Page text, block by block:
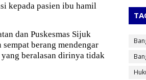
kepada pasien ibu hamil
dan Puskesmas Sijuk
berang mendengar
beralasan dirinya tidak